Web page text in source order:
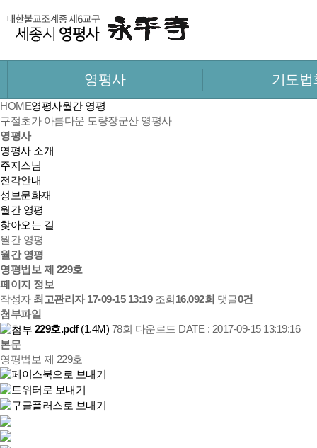
영평사 기도법
HOME영평사월간 영평
구절초가 아름다운 도량장군산 영평사
영평사
영평사 소개
주지스님
전각안내
성보문화재
월간 영평
찾아오는 길
월간 영평
월간 영평
영평법보 제 229호
페이지 정보
작성자 최고관리자 17-09-15 13:19조회 16,092회 댓글0건
첨부파일
229호.pdf(1.4M) 78회 다운로드 DATE : 2017-09-15 13:19:16
본문
영평법보 제 229호